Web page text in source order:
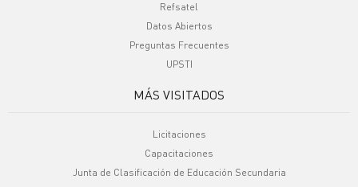
Refsatel
Datos Abiertos
Preguntas Frecuentes
UPSTI
MÁS VISITADOS
Licitaciones
Capacitaciones
Junta de Clasificación de Educación Secundaria